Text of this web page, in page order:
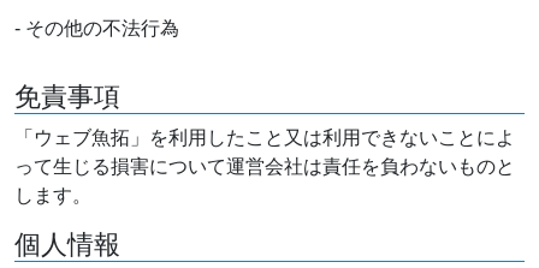
- その他の不法行為
免責事項
「ウェブ魚拓」を利用したこと又は利用できないことによ
って生じる損害について運営会社は責任を負わないものと
します。
個人情報